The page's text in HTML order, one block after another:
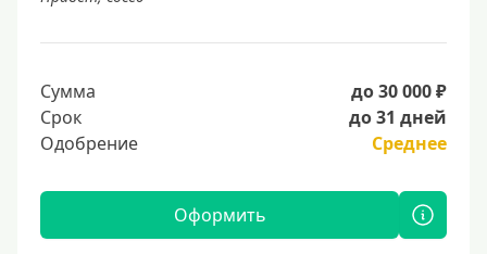
Сумма
до 30 000 ₽
Срок
до 31 дней
Одобрение
Среднее
Оформить